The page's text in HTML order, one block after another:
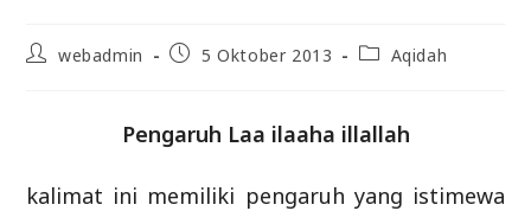
Postwebadmin
Post5 Oktober 2013
PostAqidah
Pengaruh Laa ilaaha illallah
kalimat ini memiliki pengaruh yang istimewa